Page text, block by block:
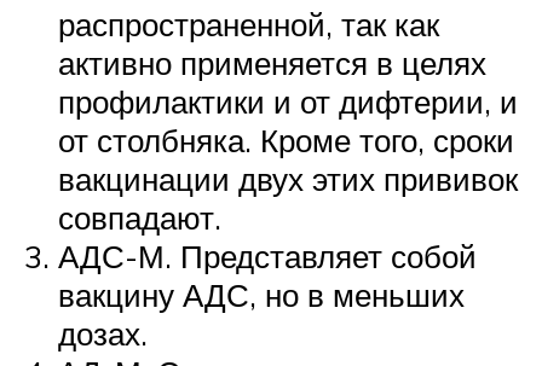
распространенной, так как
активно применяется в целях
профилактики и от дифтерии, и
от столбняка. Кроме того, сроки
вакцинации двух этих прививок
совпадают.
АДС-М. Представляет собой
вакцину АДС, но в меньших
дозах.